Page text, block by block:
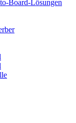
Board-Lösungen